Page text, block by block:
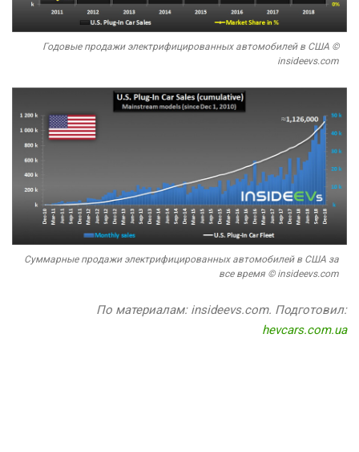
Годовые продажи электрифицированных автомобилей в США ©
insideevs.com
Суммарные продажи электрифицированных автомобилей в США за
все время © insideevs.com
По материалам: insideevs.com. Подготовил:
hevcars.com.ua